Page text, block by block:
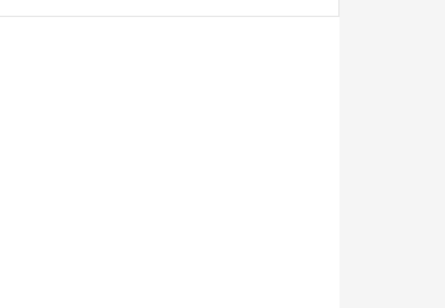
Страна-
Китай